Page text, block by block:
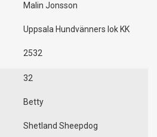
Malin Jonsson
Uppsala Hundvänners lok KK
2532
32
Betty
Shetland Sheepdog